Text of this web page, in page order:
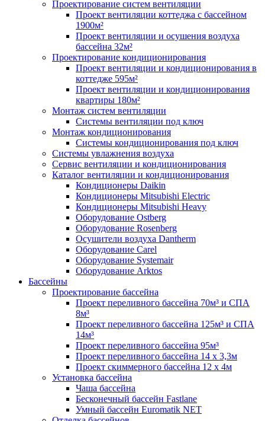
Проектирование систем вентиляции
Проект вентиляции коттеджа с бассейном
1900м²
Проект вентиляции и осушения воздуха
бассейна 32м²
Проектирование кондиционирования
Проект вентиляции и кондиционирования в
коттедже 595м²
Проект вентиляции и кондиционирования
квартиры 180м²
Монтаж систем вентиляции
Системы вентиляции под ключ
Монтаж кондиционирования
Системы кондиционирования под ключ
Системы увлажнения воздуха
Сервис вентиляции и кондиционирования
Каталог вентиляции и кондиционирования
Кондиционеры Daikin
Кондиционеры Mitsubishi Electric
Кондиционеры Mitsubishi Heavy
Оборудование Ostberg
Оборудование Rosenberg
Осушители воздуха Dantherm
Оборудование Carel
Оборудование Systemair
Оборудование Arktos
Бассейны
Проектирование бассейна
Проект переливного бассейна 70м³ и СПА
8м³
Проект переливного бассейна 125м³ и СПА
14м³
Проект переливного бассейна 95м³
Проект переливного бассейна 14 х 3,3м
Проект скиммерного бассейна 12 х 4м
Установка бассейна
Чаша бассейна
Бесконечный бассейн Fastlane
Умный бассейн Euromatik NET